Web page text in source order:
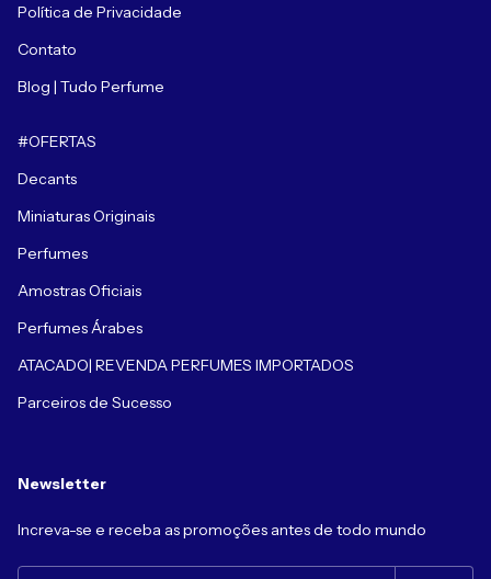
Política de Privacidade
Contato
Blog | Tudo Perfume
#OFERTAS
Decants
Miniaturas Originais
Perfumes
Amostras Oficiais
Perfumes Árabes
ATACADO| REVENDA PERFUMES IMPORTADOS
Parceiros de Sucesso
Newsletter
Increva-se e receba as promoções antes de todo mundo